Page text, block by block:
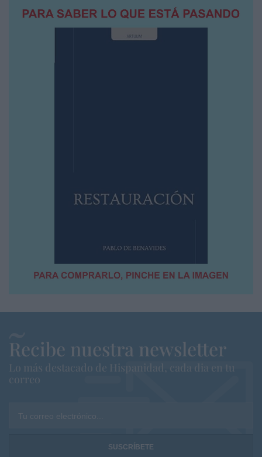
Recibe nuestra newsletter
Lo más destacado de Hispanidad, cada dia en tu
correo
Tu correo electrónico...